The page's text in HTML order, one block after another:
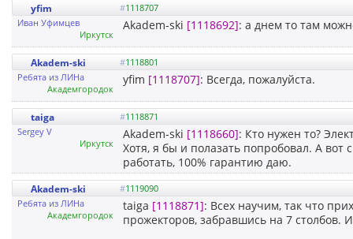
yfim #1118707
Иван Уфимцев
Иркутск
Akadem-ski [1118692]: а днем то там
Akadem-ski #1118801
Ребята из ЛИНа
Академгородок
yfim [1118707]: Всегда, пожалуйста.
taiga #1118871
Sergey V
Иркутск
Akadem-ski [1118660]: Кто нужен то?
Хотя, я бы и полазать попробовал. А вот
работать, 100% гарантию даю.
Akadem-ski #1119090
Ребята из ЛИНа
Академгородок
taiga [1118871]: Всех научим, так что
прожекторов, забравшись на 7 столбов.